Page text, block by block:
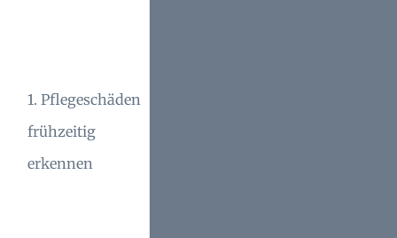
1. Pflegeschäden
frühzeitig
erkennen